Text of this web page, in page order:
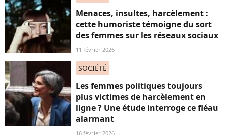
Menaces, insultes, harcèlement :
cette humoriste témoigne du sort
des femmes sur les réseaux sociaux
11 février 2026
SOCIÉTÉ
Les femmes politiques toujours
plus victimes de harcèlement en
ligne ? Une étude interroge ce fléau
alarmant
16 février 2026